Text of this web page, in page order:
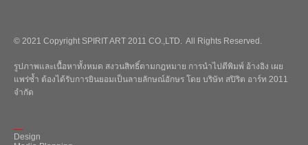
© 2021 Copyright SPIRIT ART 2011 CO.,LTD. All Rights Reserved.
รูปภาพและเนื้อหาทั้งหมด สงวนสิทธิ์ตามกฎหมาย การนำไปตีพิมพ์ อ้างอิง เผย
แพร่ซ้ำ ต้องได้รับการยินยอมเป็นลายลักษณ์อักษร โดย บริษัท สปิริต อาร์ท 2011
จำกัด
Design